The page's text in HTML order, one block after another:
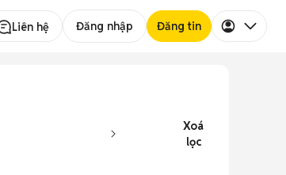
Liên hệ Đăng nhập Đăng tin
Xoá
lọc